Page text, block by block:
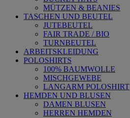
MÜTZEN & BEANIES
TASCHEN UND BEUTEL
JUTEBEUTEL
FAIR TRADE / BIO
TURNBEUTEL
ARBEITSKLEIDUNG
POLOSHIRTS
100% BAUMWOLLE
MISCHGEWEBE
LANGARM POLOSHIRT
HEMDEN UND BLUSEN
DAMEN BLUSEN
HERREN HEMDEN